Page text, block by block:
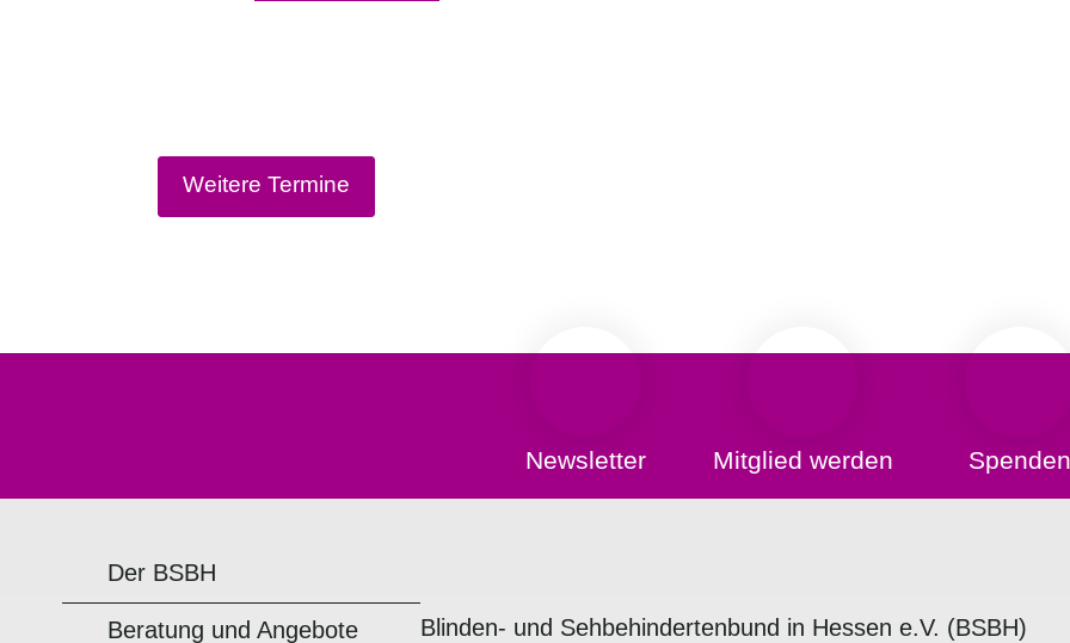
Weitere Termine
Newsletter Mitglied werden Spenden
Der BSBH
Beratung und Angebote Blinden- und Sehbehindertenbund in Hessen e.V. (BSBH)